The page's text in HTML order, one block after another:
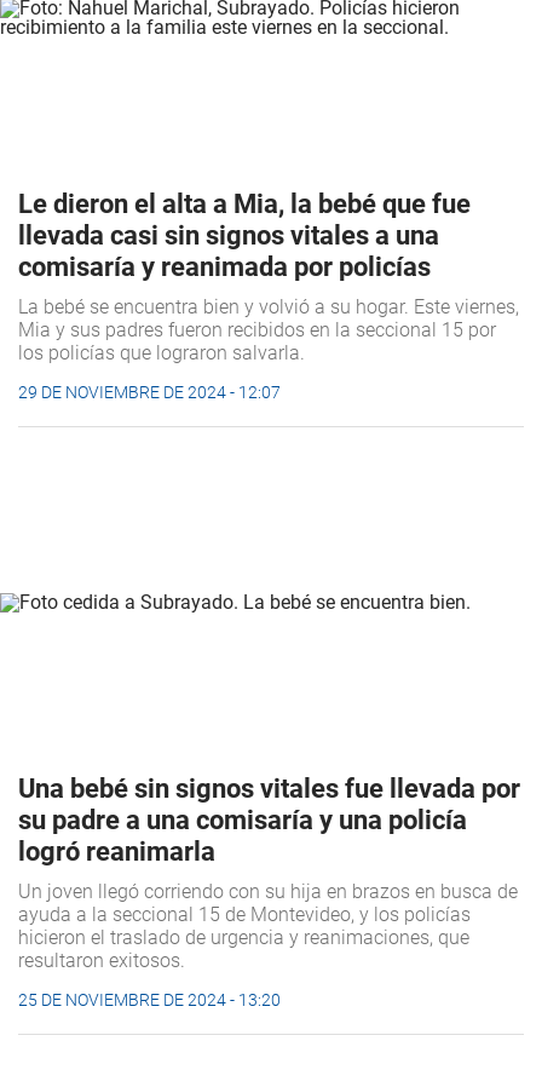
Le dieron el alta a Mia, la bebé que fue
llevada casi sin signos vitales a una
comisaría y reanimada por policías
La bebé se encuentra bien y volvió a su hogar. Este viernes,
Mia y sus padres fueron recibidos en la seccional 15 por
los policías que lograron salvarla.
29 DE NOVIEMBRE DE 2024 - 12:07
Una bebé sin signos vitales fue llevada por
su padre a una comisaría y una policía
logró reanimarla
Un joven llegó corriendo con su hija en brazos en busca de
ayuda a la seccional 15 de Montevideo, y los policías
hicieron el traslado de urgencia y reanimaciones, que
resultaron exitosos.
25 DE NOVIEMBRE DE 2024 - 13:20